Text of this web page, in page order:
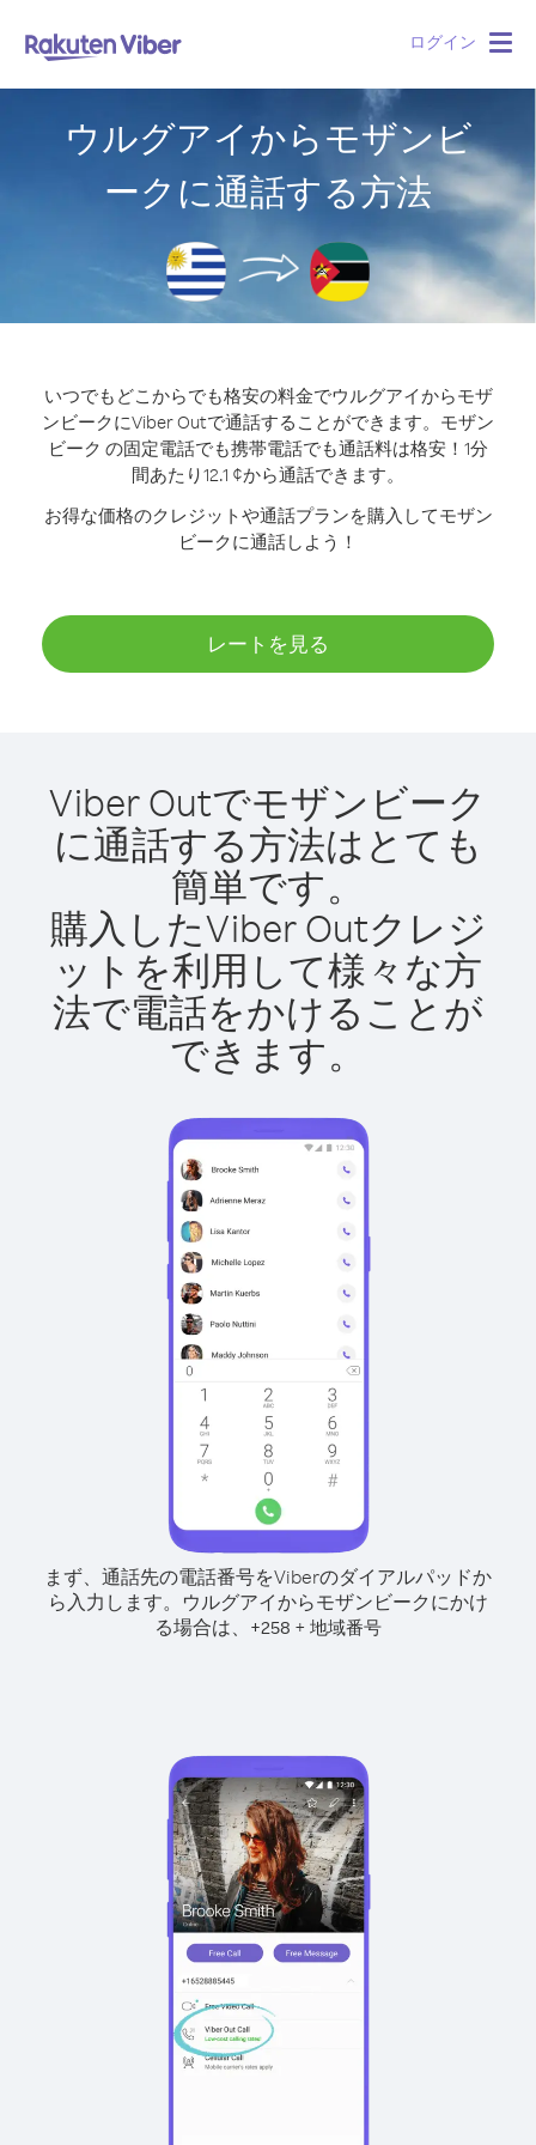
ログイン
ウルグアイからモザンビ
ークに通話する方法
いつでもどこからでも格安の料金でウルグアイからモザ
ンビークにViber Outで通話することができます。 モザン
ビーク の固定電話でも携帯電話でも通話料は格安！1分
間あたり12.1 ¢から通話できます。
お得な価格のクレジットや通話プランを購入してモザン
ビークに通話しよう！
レートを見る
Viber Outでモザンビーク
に通話する方法はとても
簡単です。
購入したViber Outクレジ
ットを利用して様々な方
法で電話をかけることが
できます。
まず、通話先の電話番号をViberのダイアルパッドか
ら入力します。 ウルグアイからモザンビークにかけ
る場合は、 +258 + 地域番号